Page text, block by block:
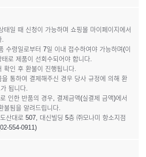
태일 때 신청이 가능하며 쇼핑몰 마이페이지에서
수령일로부터 7일 이내 접수하여야 가능하며(이
로 제품이 선회수되어야 합니다.
확인 후 환불이 진행됩니다.
통하여 결제해주신 경우 당사 규정에 의해 환
됩니다.
인한 반품의 경우, 결제금액(실결제 금액)에서
불됨을 알려드립니다.
산대로 507, 대신빌딩 5층 ㈜모나미 항소지점
554-0911)